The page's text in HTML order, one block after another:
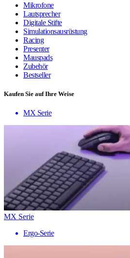
Mikrofone
Lautsprecher
Digitale Stifte
Simulationsausrüstung
Racing
Presenter
Mauspads
Zubehör
Bestseller
Kaufen Sie auf Ihre Weise
MX Serie
MX Serie
Ergo-Serie